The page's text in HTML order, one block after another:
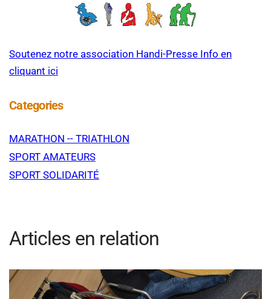
Soutenez notre association Handi-Presse Info en
cliquant ici
Categories
MARATHON -- TRIATHLON
SPORT AMATEURS
SPORT SOLIDARITÉ
Articles en relation